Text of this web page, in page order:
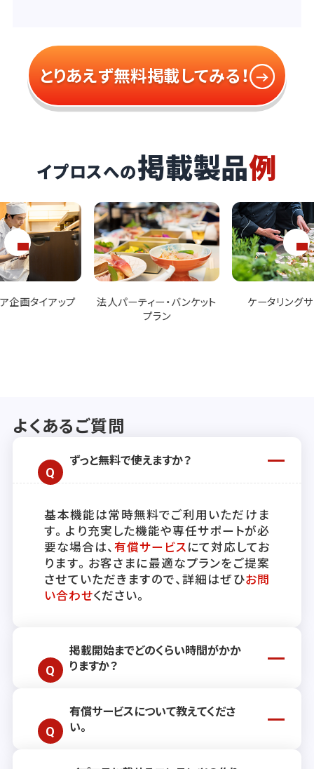
とりあえず無料掲載してみる！
イプロスへの掲載製品例
ィー・バンケット
ケータリングサービス メニュー開発・
よくあるご質問
ずっと無料で使えますか？
基本機能は常時無料でご利用いただけま
す。より充実した機能や専任サポートが必
要な場合は、有償サービスにて対応してお
ります。お客さまに最適なプランをご提案
させていただきますので、詳細はぜひお問
い合わせください。
掲載開始までどのくらい時間がかか
りますか？
通常、掲載開始までには約2週間ほどお時
間をいただいております。ただし、お客さ
有償サービスについて教えてくださ
い。